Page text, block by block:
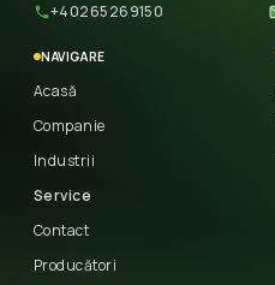
+40265269150
NAVIGARE
Acasă
Companie
Industrii
Service
Contact
Producători